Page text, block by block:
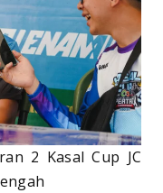
2 Kasal Cup JC